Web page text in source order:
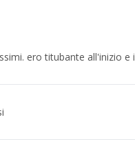
ero titubante all'inizio